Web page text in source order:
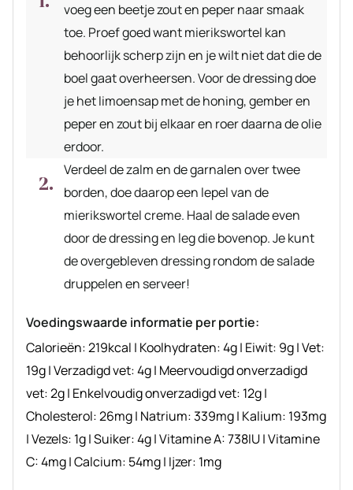
voeg een beetje zout en peper naar smaak
toe. Proef goed want mierikswortel kan
behoorlijk scherp zijn en je wilt niet dat die de
boel gaat overheersen. Voor de dressing doe
je het limoensap met de honing, gember en
peper en zout bij elkaar en roer daarna de olie
erdoor.
Verdeel de zalm en de garnalen over twee
borden, doe daarop een lepel van de
mierikswortel creme. Haal de salade even
door de dressing en leg die bovenop. Je kunt
de overgebleven dressing rondom de salade
druppelen en serveer!
Voedingswaarde informatie per portie:
Calorieën:219kcal | Koolhydraten:4g| Eiwit: 9g|Vet:
19g|Verzadigd vet:4g| Meervoudigd onverzadigd
vet:2g| Enkelvoudig onverzadigd vet: 12g|
Cholesterol:26mg| Natrium:339mg| Kalium: 193mg
|Vezels: 1g|Suiker:4g|Vitamine A:738IU|Vitamine
C:4mg|Calcium: 54mg| Ijzer: 1mg